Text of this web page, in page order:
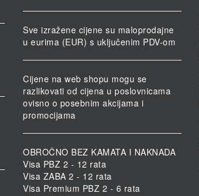
Sve izražene cijene su maloprodajne
u eurima (EUR) s uključenim PDV-om
Cijene na web shopu mogu se
razlikovati od cijena u poslovnicama
ovisno o posebnim akcijama i
promocijama
OBROČNO BEZ KAMATA I NAKNADA
Visa PBZ 2 - 12 rata
Visa ZABA 2 - 12 rata
Visa Premium PBZ 2 - 6 rata